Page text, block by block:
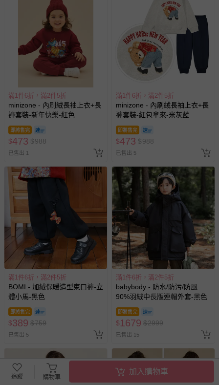
滿1件6折，滿2件5折
minizone - 內刷絨長袖上衣+長
褲套裝-新年快樂-紅色
即將售完
$473 $988
已售出 1
滿1件6折，滿2件5折
minizone - 內刷絨長袖上衣+長
褲套裝-紅包拿來-米灰藍
即將售完
$473 $988
已售出 5
滿1件6折，滿2件5折
BOMI - 加絨保暖造型束口褲-立
體小馬-黑色
即將售完
$389 $759
已售出 5
滿1件6折，滿2件5折
babybody - 防水/防污/防風
90%羽絨中長版連帽外套-黑色
即將售完
$1679 $2999
已售出 15
追蹤 購物車
加入購物車